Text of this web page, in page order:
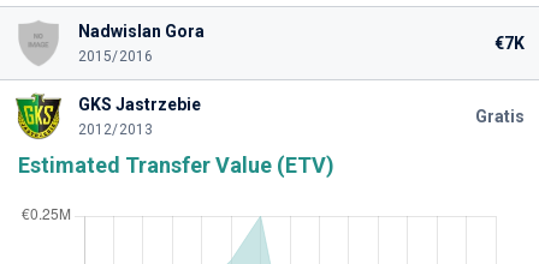
Nadwislan Gora
2015/2016
€7K
GKS Jastrzebie
2012/2013
Gratis
Estimated Transfer Value (ETV)